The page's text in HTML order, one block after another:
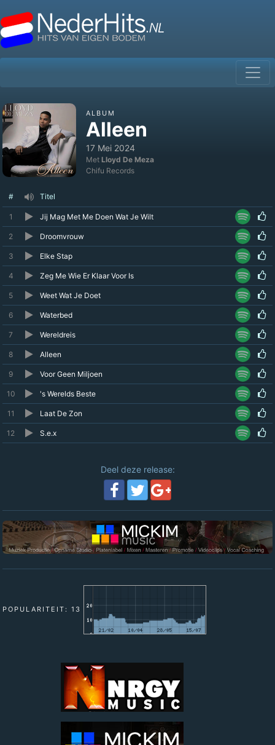
ALBUM
Alleen
17 Mei 2024
Met Lloyd De Meza
Chifu Records
# Titel
1 Jij Mag Met Me Doen Wat Je Wilt
2 Droomvrouw
3 Elke Stap
4 Zeg Me Wie Er Klaar Voor Is
5 Weet Wat Je Doet
6 Waterbed
7 Wereldreis
8 Alleen
9 Voor Geen Miljoen
10 's Werelds Beste
11 Laat De Zon
12 S.e.x
Deel deze release:
POPULARITEIT: 13